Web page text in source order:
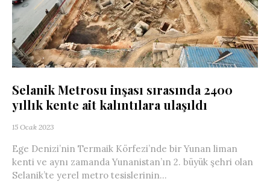
Selanik Metrosu inşası sırasında 2400
yıllık kente ait kalıntılara ulaşıldı
15 Ocak 2023
Ege Denizi’nin Termaik Körfezi’nde bir Yunan liman
kenti ve aynı zamanda Yunanistan’ın 2. büyük şehri olan
Selanik’te yerel metro tesislerinin...